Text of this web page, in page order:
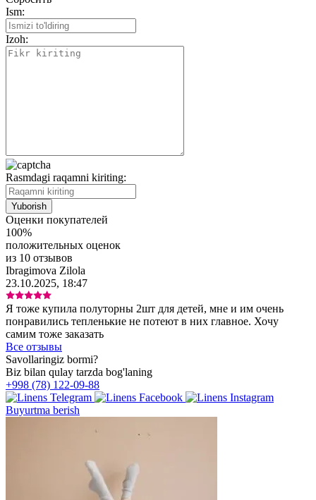
Ism:
Izoh:
Rasmdagi raqamni kiriting:
Оценки покупателей
100%
положительных оценок
из 10 отзывов
Ibragimova Zilola
23.10.2025, 18:47
Я тоже купила полуторны 2шт для детей, мне и им очень
понравились тепленькие не потеют в них главное. Хочу
самим тоже заказать
Все отзывы
Savollaringiz bormi?
Biz bilan qulay tarzda bog'laning
+998 (78) 122-09-88
Buyurtma berish